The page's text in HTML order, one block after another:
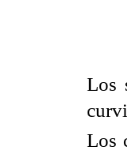
Los
Los